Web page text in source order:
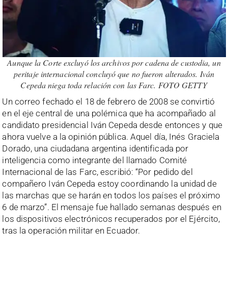
Aunque la Corte excluyó los archivos por cadena de custodia, un
peritaje internacional concluyó que no fueron alterados. Iván
Cepeda niega toda relación con las Farc. FOTO GETTY
Un correo fechado el 18 de febrero de 2008 se convirtió
en el eje central de una polémica que ha acompañado al
candidato presidencial Iván Cepeda desde entonces y que
ahora vuelve a la opinión pública. Aquel día, Inés Graciela
Dorado, una ciudadana argentina identificada por
inteligencia como integrante del llamado Comité
Internacional de las Farc, escribió: “Por pedido del
compañero Iván Cepeda estoy coordinando la unidad de
las marchas que se harán en todos los países el próximo
6 de marzo”. El mensaje fue hallado semanas después en
los dispositivos electrónicos recuperados por el Ejército,
tras la operación militar en Ecuador.